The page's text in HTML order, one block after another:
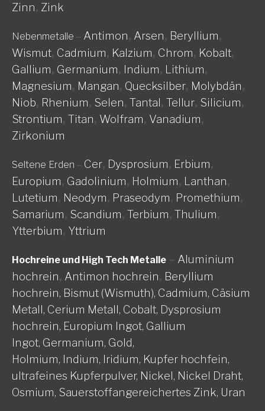
Zinn, Zink
Nebenmetalle – Antimon, Arsen, Beryllium,
Wismut, Cadmium, Kalzium, Chrom, Kobalt,
Gallium, Germanium, Indium, Lithium,
Magnesium, Mangan, Quecksilber, Molybdän,
Niob, Rhenium, Selen, Tantal, Tellur, Silicium,
Strontium, Titan, Wolfram, Vanadium,
Zirkonium
Seltene Erden – Cer, Dysprosium, Erbium,
Europium, Gadolinium, Holmium, Lanthan,
Lutetium, Neodym, Praseodym, Promethium,
Samarium, Scandium, Terbium, Thulium,
Ytterbium, Yttrium
Hochreine und High Tech Metalle – Aluminium
hochrein, Antimon hochrein, Beryllium
hochrein, Bismut (Wismuth), Cadmium, Cäsium
Metall, Cerium Metall, Cobalt, Dysprosium
hochrein, Europium Ingot, Gallium
Ingot, Germanium, Gold,
Holmium, Indium, Iridium, Kupfer hochfein,
ultrafeines Kupferpulver, Nickel, Nickel Draht,
Osmium, Sauerstoffangereichertes Zink, Uran